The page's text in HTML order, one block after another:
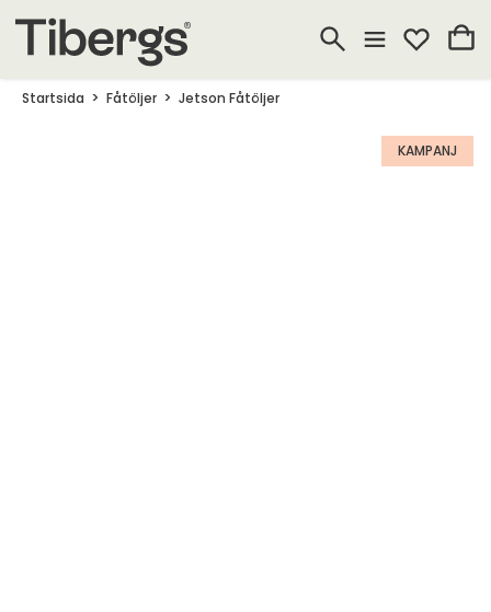
Startsida Fåtöljer Jetson Fåtöljer
KAMPANJ